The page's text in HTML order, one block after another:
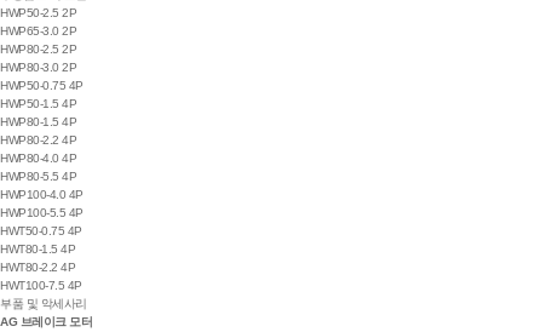
HWP50-2.5 2P
HWP65-3.0 2P
HWP80-2.5 2P
HWP80-3.0 2P
HWP50-0.75 4P
HWP50-1.5 4P
HWP80-1.5 4P
HWP80-2.2 4P
HWP80-4.0 4P
HWP80-5.5 4P
HWP100-4.0 4P
HWP100-5.5 4P
HWT50-0.75 4P
HWT80-1.5 4P
HWT80-2.2 4P
HWT100-7.5 4P
부품 및 악세사리
AG 브레이크 모터